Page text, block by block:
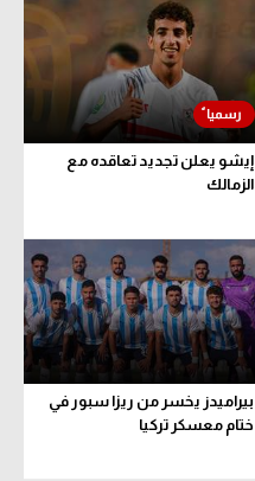
إيشو يعلن تجديد تعاقده مع
الزمالك
بيراميدز يخسر من ريزا سبور في
ختام معسكر تركيا